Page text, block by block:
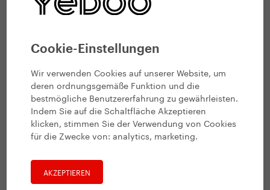
Cookie-Einstellungen
Wir verwenden Cookies auf unserer Website, um
deren ordnungsgemäße Funktion und die
bestmögliche Benutzererfahrung zu gewährleisten.
Indem Sie auf die Schaltfläche Akzeptieren
klicken, stimmen Sie der Verwendung von Cookies
für die Zwecke von:analytics, marketing.
AKZEPTIEREN
Weihnachtsgeschenktipps für die
12. 12. 2025 | Redaktion